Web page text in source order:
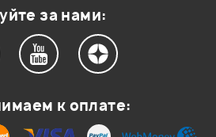
за нами:
к оплате: